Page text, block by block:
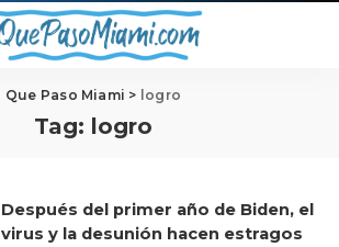
Que Paso Miami > logro
Tag: logro
Después del primer año de Biden, el
virus y la desunión hacen estragos